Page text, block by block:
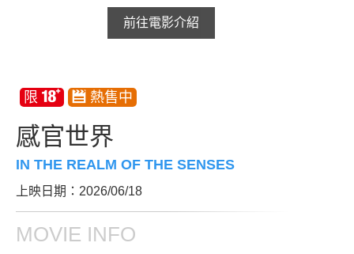
前往電影介紹
感官世界
IN THE REALM OF THE SENSES
上映日期：2026/06/18
MOVIE INFO
加入iShow
會員活動